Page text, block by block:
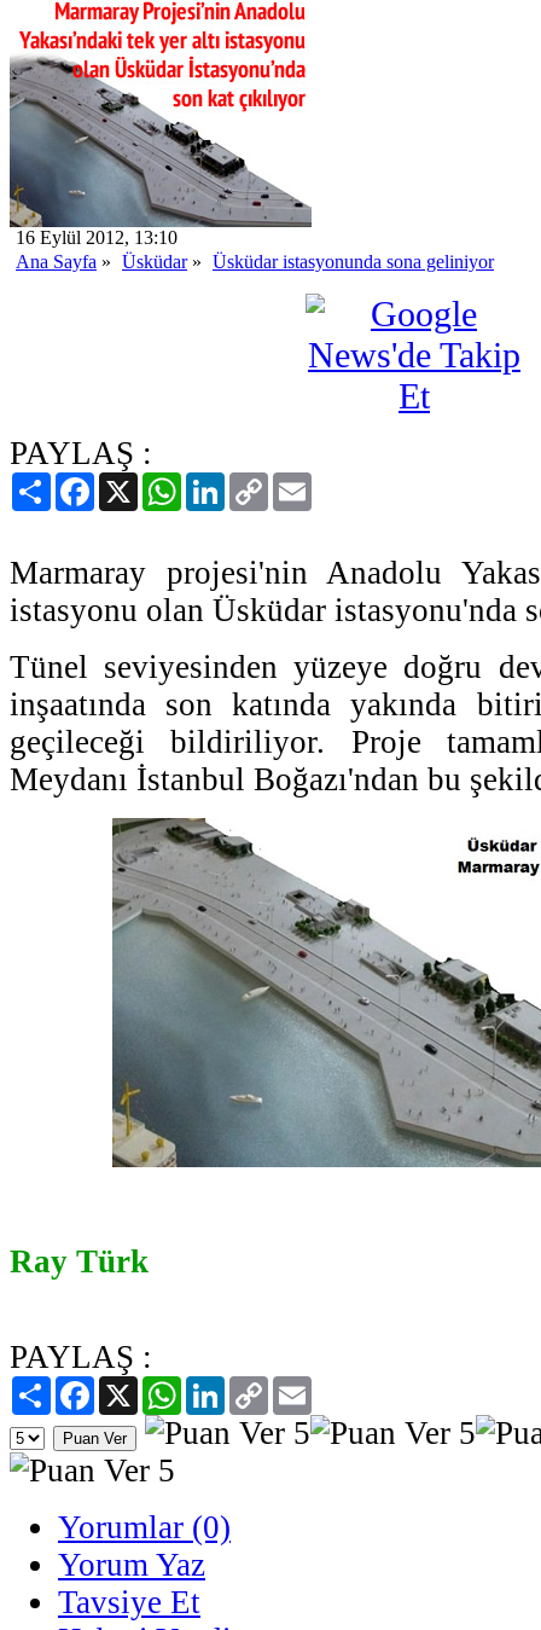
16 Eylül 2012, 13:10
Ana Sayfa » Üsküdar» Üsküdar istasyonunda sona geliniyor
PAYLAŞ :
PaylaşFacebook
X WhatsAppLinkedIn
Copy
Link
Marmaray projesi'nin Anadolu
istasyonu olan Üsküdar istasyonu'nda
Tünel seviyesinden yüzeye doğru
inşaatında son katında yakında
geçileceği bildiriliyor. Proje
Meydanı İstanbul Boğazı'ndan bu
Ray Türk
PAYLAŞ :
PaylaşFacebook
X WhatsAppLinkedIn
Copy
Link
Yorumlar (0)
Yorum Yaz
Tavsiye Et